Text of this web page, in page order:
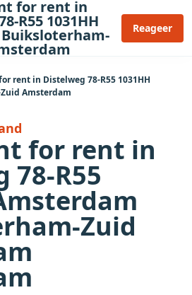
for rent in
R55 1031HH Reageer
rent in Distelweg 78-R55 1031HH
Amsterdam
for rent in
78-R55
Zuid